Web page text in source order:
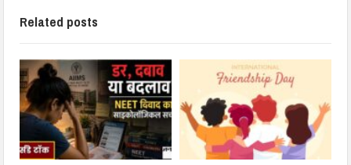
Related posts